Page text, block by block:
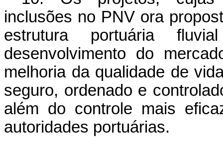
inclusões no PNV ora
estrutura portuária
desenvolvimento do
melhoria da qualidade de
seguro, ordenado e
além do controle mais
autoridades portuárias.